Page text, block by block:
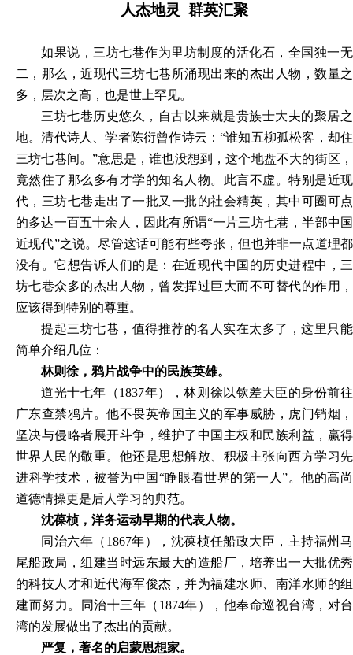
人杰地灵 群英汇聚
如果说，三坊七巷作为里坊制度的活化石，全国独一无
二，那么，近现代三坊七巷所涌现出来的杰出人物，数量之
多，层次之高，也是世上罕见。
三坊七巷历史悠久，自古以来就是贵族士大夫的聚居之
地。清代诗人、学者陈衍曾作诗云：“谁知五柳孤松客，却住
三坊七巷间。”意思是，谁也没想到，这个地盘不大的街区，
竟然住了那么多有才学的知名人物。此言不虚。特别是近现
代，三坊七巷走出了一批又一批的社会精英，其中可圈可点
的多达一百五十余人，因此有所谓“一片三坊七巷，半部中国
近现代”之说。尽管这话可能有些夸张，但也并非一点道理都
没有。它想告诉人们的是：在近现代中国的历史进程中，三
坊七巷众多的杰出人物，曾发挥过巨大而不可替代的作用，
应该得到特别的尊重。
提起三坊七巷，值得推荐的名人实在太多了，这里只能
简单介绍几位：
林则徐，鸦片战争中的民族英雄。
道光十七年（1837年），林则徐以钦差大臣的身份前往
广东查禁鸦片。他不畏英帝国主义的军事威胁，虎门销烟，
坚决与侵略者展开斗争，维护了中国主权和民族利益，赢得
世界人民的敬重。他还是思想解放、积极主张向西方学习先
进科学技术，被誉为中国“睁眼看世界的第一人”。他的高尚
道德情操更是后人学习的典范。
沈葆桢，洋务运动早期的代表人物。
同治六年（ 1867年），沈葆桢任船政大臣，主持福州马
尾船政局，组建当时远东最大的造船厂，培养出一大批优秀
的科技人才和近代海军俊杰，并为福建水师、南洋水师的组
建而努力。同治十三年（1874年），他奉命巡视台湾，对台
湾的发展做出了杰出的贡献。
严复，著名的启蒙思想家。